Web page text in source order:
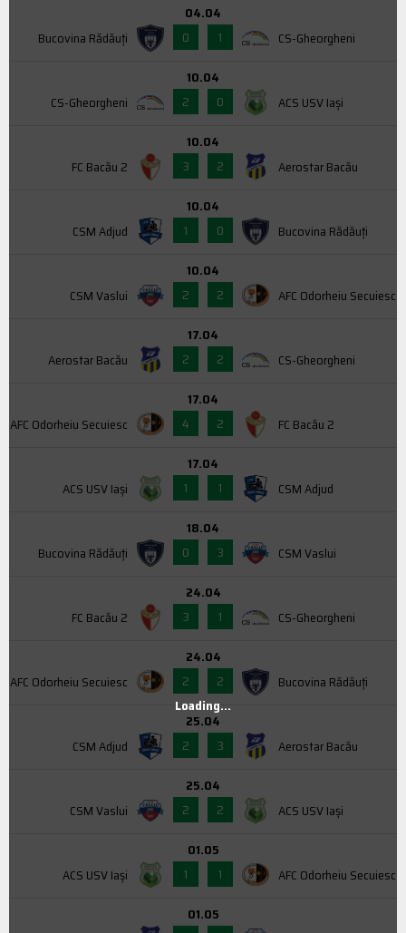
Bucovina Rădăuți
04.04
0
1 CS-Gheorgheni
CS-Gheorgheni
10.04
2
0 ACS USV Iaşi
FC Bacău 2
10.04
3
2 Aerostar Bacău
CSM Adjud
10.04
1
0 Bucovina Rădăuți
CSM Vaslui
10.04
2
2 AFC Odorheiu Secuiesc
Aerostar Bacău
17.04
2
2 CS-Gheorgheni
AFC Odorheiu Secuiesc
17.04
4
2 FC Bacău 2
ACS USV Iaşi
17.04
1
1 CSM Adjud
Bucovina Rădăuți
18.04
0
3 CSM Vaslui
FC Bacău 2
24.04
3
1 CS-Gheorgheni
AFC Odorheiu Secuiesc
24.04
2
2 Bucovina Rădăuți
CSM Adjud
25.04
2
3 Aerostar Bacău
CSM Vaslui
25.04
2
2 ACS USV Iaşi
ACS USV Iaşi
01.05
1
1 AFC Odorheiu Secuiesc
01.05
Loading...